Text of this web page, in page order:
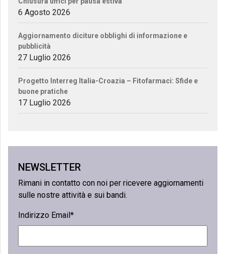
6 Agosto 2026
Aggiornamento diciture obblighi di informazione e
pubblicità
27 Luglio 2026
Progetto Interreg Italia-Croazia – Fitofarmaci: Sfide e
buone pratiche
17 Luglio 2026
NEWSLETTER
Rimani in contatto con noi per ricevere aggiornamenti
sulle nostre attività e sui bandi.
Indirizzo Email*